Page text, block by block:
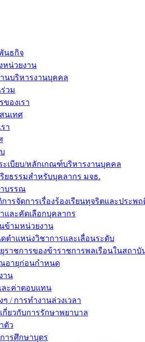
นธกิจ
หน่วยงาน
นบริหารงานบุคคล
วม
ของเรา
นเทศ
า
ะเบียบ/หลักเกณฑ์บริหารงานบุคคล
ยธรรมสำหรับบุคลากร มจธ.
บรรณ
ารจัดการเรื่องร้องเรียนทุจริตและประพ
และคัดเลือกบุคลากร
ข้ามหน่วยงาน
ตำแหน่งวิชาการและเลื่อนระดับ
ราชการของข้าราชการพลเรือนในสถา
อายุก่อนกำหนด
าน
ละค่าตอบแทน
ๆ / การทำงานล่วงเวลา
กี่ยวกับการรักษาพยาบาล
ตัว
ารศึกษาบุตร